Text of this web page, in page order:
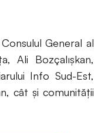
General al
Ali Bozçalışkan,
Info Sud-Est,
cât și comunității